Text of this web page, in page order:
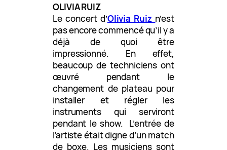
OLIVIA RUIZ
Le concert d’Olivia Ruiz n’est
pas encore commencé qu’il y a
déjà de quoi être
impressionné. En effet,
beaucoup de techniciens ont
œuvré pendant le
changement de plateau pour
installer et régler les
instruments qui serviront
pendant le show. L’entrée de
l’artiste était digne d’un match
de boxe. Les musiciens sont